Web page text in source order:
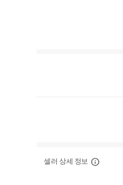
셀러 상세 정보